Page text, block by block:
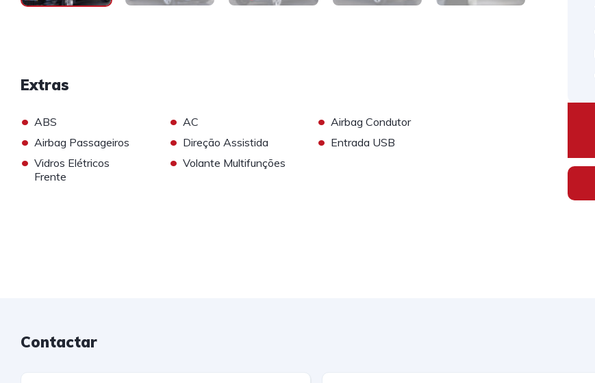
Extras
• ABS • AC • Airbag Condutor
• Airbag Passageiros • Direção Assistida • Entrada USB
• Vidros Elétricos
Frente
• Volante Multifunções
Contactar